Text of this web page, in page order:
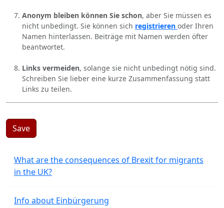
Anonym bleiben können Sie schon, aber Sie müssen es
nicht unbedingt. Sie können sich registrieren oder Ihren
Namen hinterlassen. Beiträge mit Namen werden öfter
beantwortet.
Links vermeiden, solange sie nicht unbedingt nötig sind.
Schreiben Sie lieber eine kurze Zusammenfassung statt
Links zu teilen.
Save
What are the consequences of Brexit for migrants
in the UK?
Info about Einbürgerung